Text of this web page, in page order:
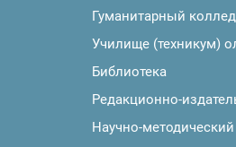
Гуманитарный
Училище (техникум)
Библиотека
Редакционно-
Научно-